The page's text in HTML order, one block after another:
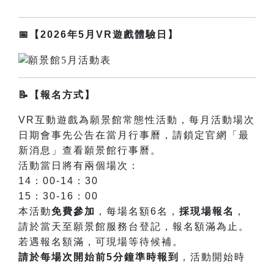
📅【2026年5月VR遊戲體驗日】
📝【報名方式】
VR互動遊戲為願景館常態性活動，每月活動場次
日期會事先公告在當月行事曆，請鎖定官網「最
新消息」查看願景館行事曆。
活動當日將有兩個場次：
14：00-14：30
15：30-16：00
本活動免費參加 ，每場名額6名， 採現場報名
，
請於當天至願景館服務台登記，報名額滿為止。
若遇報名額滿，可現場等待候補。
請於每場次開始前5分鐘準時報到 ，活動開始時